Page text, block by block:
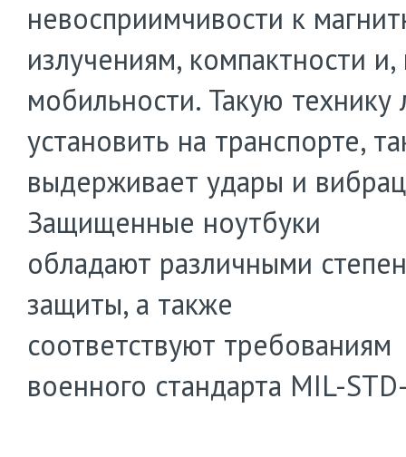
невосприимчивости к
излучениям, компактности и,
мобильности. Такую технику
установить на транспорте,
выдерживает удары и
Защищенные ноутбуки
обладают различными
защиты, а также
соответствуют требованиям
военного стандарта MIL-